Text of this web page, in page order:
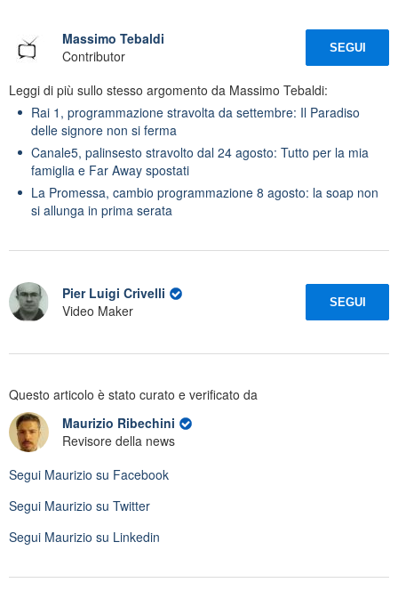
Massimo Tebaldi
Contributor
SEGUI
Leggi di più sullo stesso argomento da Massimo Tebaldi:
Rai 1, programmazione stravolta da settembre: Il Paradiso
delle signore non si ferma
Canale5, palinsesto stravolto dal 24 agosto: Tutto per la mia
famiglia e Far Away spostati
La Promessa, cambio programmazione 8 agosto: la soap non
si allunga in prima serata
Pier Luigi Crivelli
Video Maker
SEGUI
Questo articolo è stato curato e verificato da
Maurizio Ribechini
Revisore della news
Segui Maurizio su Facebook
Segui Maurizio su Twitter
Segui Maurizio su Linkedin